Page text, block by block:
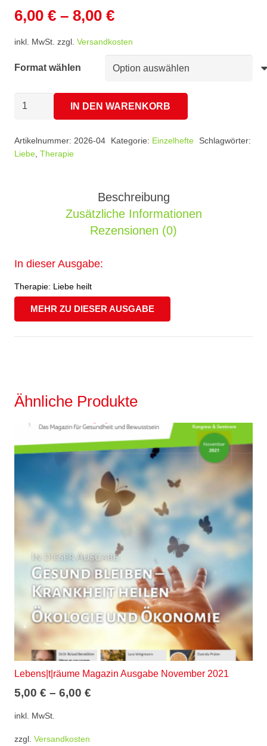
6,00 € – 8,00 €
inkl. MwSt. zzgl. Versandkosten
Format wählen
Lebens|t|räume
April
IN DEN WARENKORB
Artikelnummer: 2026-04 Kategorie: Einzelhefte
Schlagwörter:
Liebe Therapie
Beschreibung
Zusätzliche Informationen
Rezensionen (0)
In dieser Ausgabe:
Therapie: Liebe heilt
MEHR ZU DIESER AUSGABE
Ähnliche Produkte
Lebens|t|räume Magazin Ausgabe November 2021
5,00 € – 6,00 €
inkl. MwSt.
zzgl. Versandkosten